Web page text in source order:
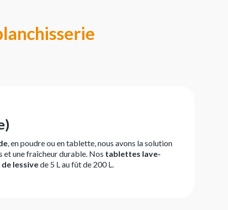
, en poudre ou en tablette, nous avons la solution
et une fraîcheur durable. Nos tablettes lave-
lessivede 5 L au fût de 200 L.